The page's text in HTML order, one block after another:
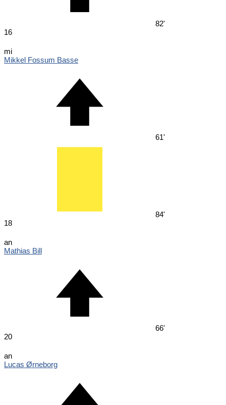
82'
16
mi
Mikkel Fossum Basse
61'
84'
18
an
Mathias Bill
66'
20
an
Lucas Ørneborg